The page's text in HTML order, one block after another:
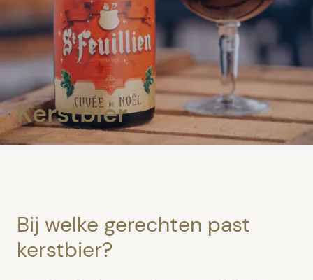
Kerstbier
Bij welke gerechten past
kerstbier?